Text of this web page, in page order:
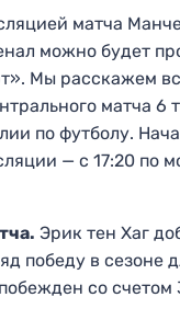
матча
можно будет
Мы расскажем
матча 6
по футболу.
— с 17:20 по
Эрик тен Хаг
победу в сезоне
со счетом